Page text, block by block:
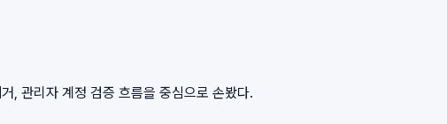
, 관리자 계정 검증 흐름을 중심으로 손봤다.